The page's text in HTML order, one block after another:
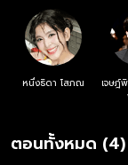
ข้างหน้า ทุกครั้งที่กา
และความเย็นยะเยื
ช่วยในการทำภารกิจ
จะเปิดเผยความจริงว่าใครคือค
และอาร์ม (อัษฎา พา
แต่เมื่อเวลาผ่านไปทั้
อาร์มให้รู้ว่าใครที่จะ
เท่านั้น!
หนึ่งธิดา โสภณ
เจษฎ์
ตอนทั้งหมด (4)